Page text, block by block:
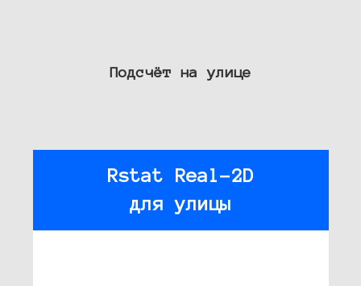
Подсчёт на улице
Rstat Real-2D
для улицы